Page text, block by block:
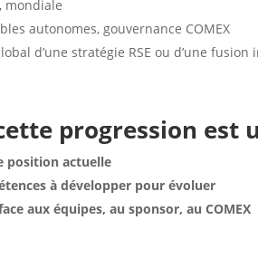
mondiale
autonomes, gouvernance COMEX
d’une stratégie RSE ou d’une
progression est
position actuelle
à développer pour évoluer
aux équipes, au sponsor, au COMEX